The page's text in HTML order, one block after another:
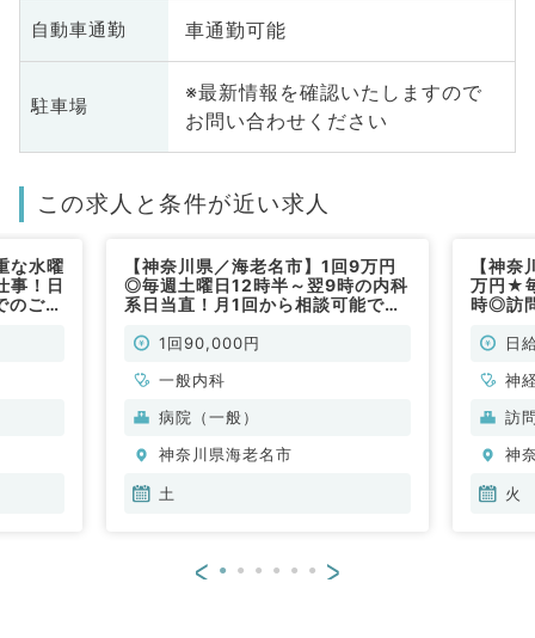
自動車通勤 車通勤可能
駐車場
※最新情報を確認いたしますので
お問い合わせください
この求人と条件が近い求人
な水曜
事！日
ご勤
【神奈川県／海老名市】1回9万円
◎毎週土曜日12時半～翌9時の内科
系日当直！月1回から相談可能です
1回90,000円
一般内科
病院（一般）
神奈川県海老名市
土
【神
万円★
時◎訪
日
神
循
科
訪
神
火
< >